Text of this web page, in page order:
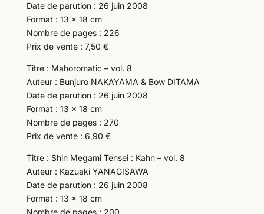
Date de parution : 26 juin 2008
Format : 13 x 18 cm
Nombre de pages : 226
Prix de vente : 7,50 €
Titre : Mahoromatic – vol. 8
Auteur : Bunjuro NAKAYAMA & Bow DITAMA
Date de parution : 26 juin 2008
Format : 13 x 18 cm
Nombre de pages : 270
Prix de vente : 6,90 €
Titre : Shin Megami Tensei : Kahn – vol. 8
Auteur : Kazuaki YANAGISAWA
Date de parution : 26 juin 2008
Format : 13 x 18 cm
Nombre de pages : 200